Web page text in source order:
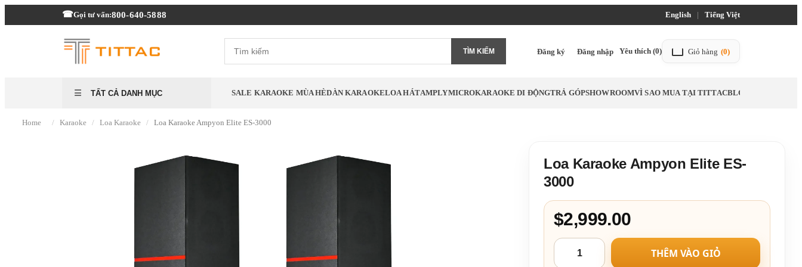
Gọi tư vấn:800-640-5888 English | Tiếng Việt
TÌM KIẾM Đăng ký Đăng nhập Yêu thích (0) Giỏ hàng (0)
TẤT CẢ DANH MỤC SALE KARAOKE MÙA HÈDÀN KARAOKELOA HÁTAMPLYMICROKARAOKE DI ĐỘNGTRẢ GÓPSHOWROOMVÌ SAO MUA TẠI TITTACBLOG
Home / Karaoke / Loa Karaoke / Loa Karaoke Ampyon Elite ES-3000
Loa Karaoke Ampyon Elite ES-
3000
$2,999.00
THÊM VÀO GIỎ